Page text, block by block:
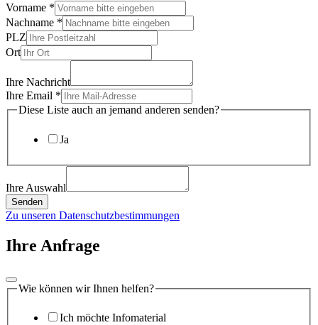
Vorname *
Nachname *
PLZ
Ort
Ihre Nachricht
Ihre Email *
Diese Liste auch an jemand anderen senden?
Ja
Ihre Auswahl
Senden
Zu unseren Datenschutzbestimmungen
Ihre Anfrage
Wie können wir Ihnen helfen?
Ich möchte Infomaterial